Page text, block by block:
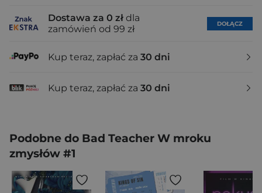
Dostawa za 0 zł dla
zamówień od 99 zł
DOŁĄCZ
Kup teraz, zapłać za 30 dni
Kup teraz, zapłać za 30 dni
Podobne do Bad Teacher W mroku
zmysłów #1